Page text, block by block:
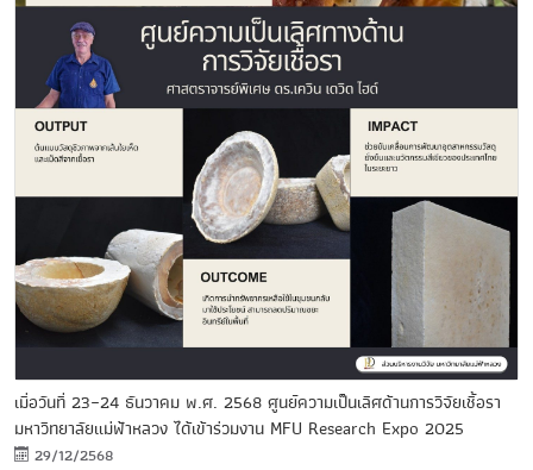
เมื่อวันที่ 23–24 ธันวาคม พ.ศ. 2568 ศูนย์ความเป็นเลิศด้านการวิจัยเชื้อรา
มหาวิทยาลัยแม่ฟ้าหลวง ได้เข้าร่วมงาน MFU Research Expo 2025
29/12/2568